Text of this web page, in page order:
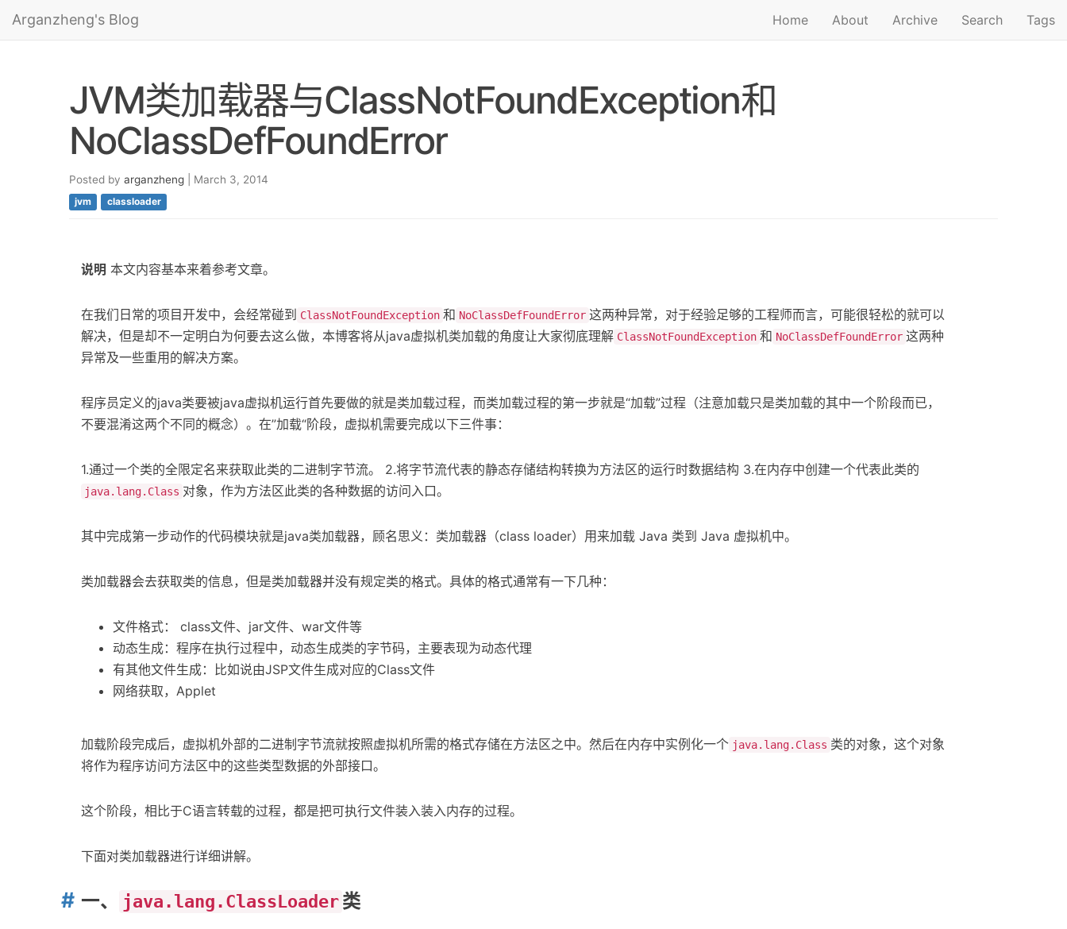
Arganzheng's Blog Home About Archive Search Tags
JVM类加载器与ClassNotFoundException和
NoClassDefFoundError
Posted by arganzheng | March 3, 2014
jvm classloader
说明 本文内容基本来着参考文章。
在我们日常的项目开发中，会经常碰到 ClassNotFoundException 和 NoClassDefFoundError 这两种异常，对于经验足够的工程师而言，可能很轻松的就可以
解决，但是却不一定明白为何要去这么做，本博客将从java虚拟机类加载的角度让大家彻底理解 ClassNotFoundException 和 NoClassDefFoundError 这两种
异常及一些重用的解决方案。
程序员定义的java类要被java虚拟机运行首先要做的就是类加载过程，而类加载过程的第一步就是“加载”过程（注意加载只是类加载的其中一个阶段而已，
不要混淆这两个不同的概念）。在”加载“阶段，虚拟机需要完成以下三件事：
1.通过一个类的全限定名来获取此类的二进制字节流。 2.将字节流代表的静态存储结构转换为方法区的运行时数据结构 3.在内存中创建一个代表此类的
java.lang.Class 对象，作为方法区此类的各种数据的访问入口。
其中完成第一步动作的代码模块就是java类加载器，顾名思义：类加载器（class loader）用来加载 Java 类到 Java 虚拟机中。
类加载器会去获取类的信息，但是类加载器并没有规定类的格式。具体的格式通常有一下几种：
文件格式： class文件、jar文件、war文件等
动态生成：程序在执行过程中，动态生成类的字节码，主要表现为动态代理
有其他文件生成：比如说由JSP文件生成对应的Class文件
网络获取，Applet
加载阶段完成后，虚拟机外部的二进制字节流就按照虚拟机所需的格式存储在方法区之中。然后在内存中实例化一个 java.lang.Class 类的对象，这个对象
将作为程序访问方法区中的这些类型数据的外部接口。
这个阶段，相比于C语言转载的过程，都是把可执行文件装入装入内存的过程。
下面对类加载器进行详细讲解。
一、 java.lang.ClassLoader 类